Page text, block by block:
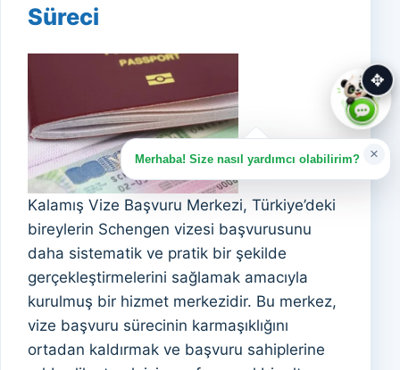
Süreci
Kalamış Vize Başvuru Merkezi, Türkiye’deki
bireylerin Schengen vizesi başvurusunu
daha sistematik ve pratik bir şekilde
gerçekleştirmelerini sağlamak amacıyla
kurulmuş bir hizmet merkezidir. Bu merkez,
vize başvuru sürecinin karmaşıklığını
ortadan kaldırmak ve başvuru sahiplerine
Merhaba! Size nasıl yardımcı olabilirim? ×
✥